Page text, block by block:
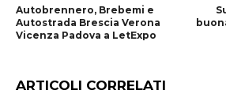
Autobrennero, Brebemi e
Autostrada Brescia Verona
Vicenza Padova a LetExpo
ARTICOLI CORRELATI